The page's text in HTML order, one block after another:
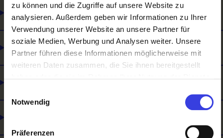
zu können und die Zugriffe auf unsere Website zu
analysieren. Außerdem geben wir Informationen zu Ihrer
Verwendung unserer Website an unsere Partner für
soziale Medien, Werbung und Analysen weiter. Unsere
Partner führen diese Informationen möglicherweise mit
weiteren Daten zusammen, die Sie ihnen bereitgestellt
Notwendig
Präferenzen
Was du mitbringen solltest
Was es noch gibt